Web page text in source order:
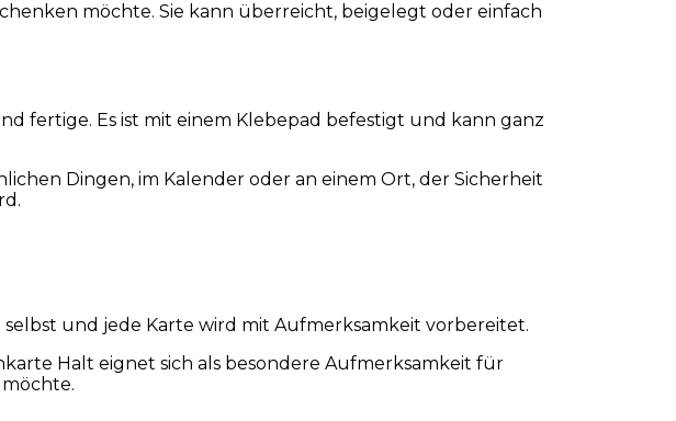
möchte. Sie kann überreicht, beigelegt oder einfach
fertige. Es ist mit einem Klebepad befestigt und kann ganz
Dingen, im Kalender oder an einem Ort, der Sicherheit
und jede Karte wird mit Aufmerksamkeit vorbereitet.
Halt eignet sich als besondere Aufmerksamkeit für